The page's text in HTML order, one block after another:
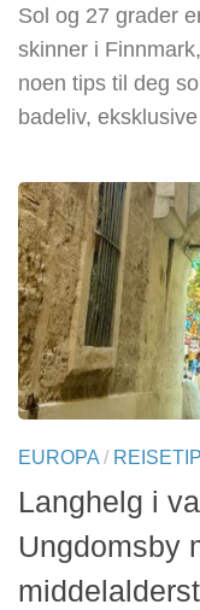
Sol og 27 grader
skinner i
noen tips til deg
badeliv,
EUROPA/
Langhelg i
Ungdomsby